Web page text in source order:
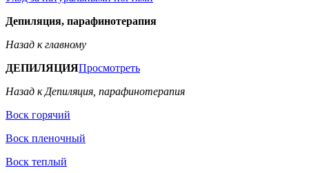
Депиляция, парафинотерапия
Назад к главному
ДЕПИЛЯЦИЯПросмотреть
Назад к Депиляция, парафинотерапия
Воск горячий
Воск пленочный
Воск теплый